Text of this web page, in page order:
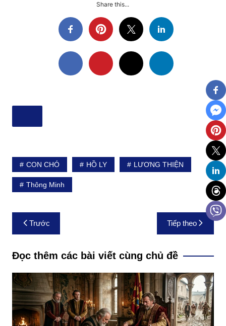
Share this...
CON CHÓ HỒ LY LƯƠNG THIỆN
Thông Minh
Điều
hướng
bài
viết
Trước Tiếp theo
Đọc thêm các bài viết cùng chủ đề